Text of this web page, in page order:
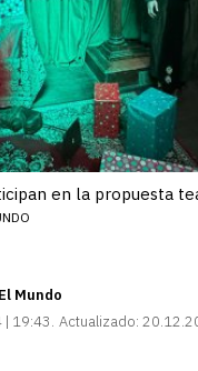
en la propuesta
Mundo
19:43 Actualizado: